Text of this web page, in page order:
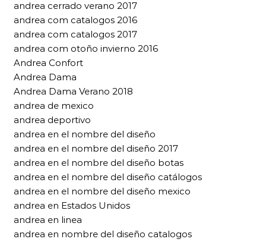
andrea cerrado verano 2017
andrea com catalogos 2016
andrea com catalogos 2017
andrea com otoño invierno 2016
Andrea Confort
Andrea Dama
Andrea Dama Verano 2018
andrea de mexico
andrea deportivo
andrea en el nombre del diseño
andrea en el nombre del diseño 2017
andrea en el nombre del diseño botas
andrea en el nombre del diseño catálogos
andrea en el nombre del diseño mexico
andrea en Estados Unidos
andrea en linea
andrea en nombre del diseño catalogos